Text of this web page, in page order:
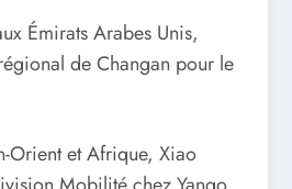
Émirats Arabes Unis,
de Changan pour le
Orient et Afrique, Xiao